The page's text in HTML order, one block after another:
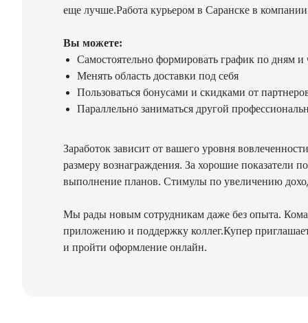
еще лучше.Работа курьером в Саранске в
Вы можете:
Самостоятельно формировать график по дням и
Менять область доставки под себя
Пользоваться бонусами и скидками от
Параллельно заниматься другой
Заработок зависит от вашего уровня
размеру вознаграждения. За хорошие показатели
выполнение планов. Стимулы по увеличению
Мы рады новым сотрудникам даже без опыта.
приложению и поддержку коллег.Купер
и пройти оформление онлайн.